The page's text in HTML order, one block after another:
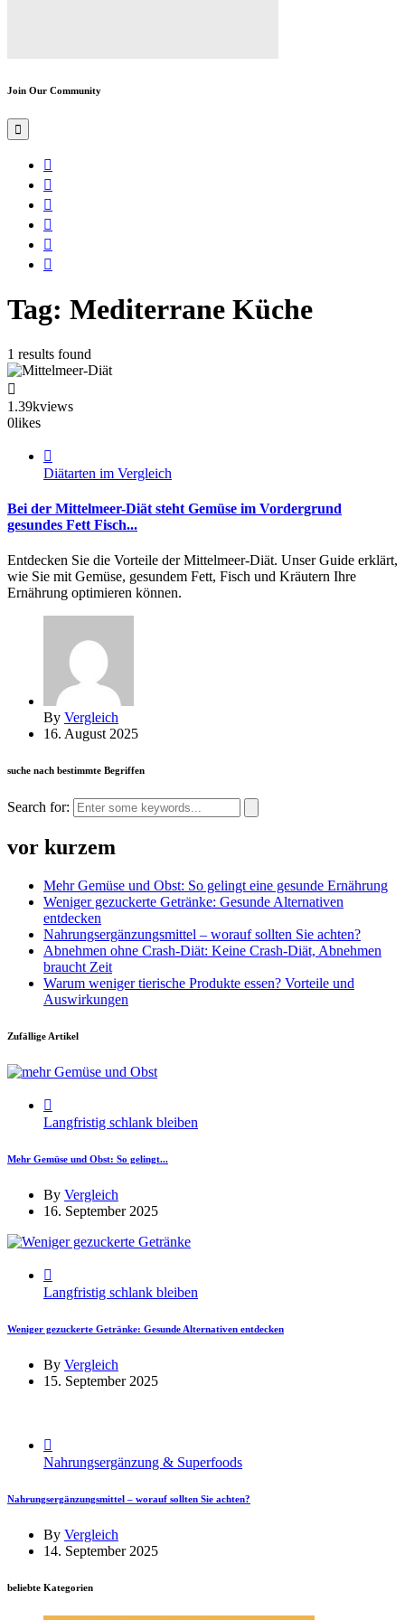
Join Our Community
Tag: Mediterrane Küche
1 results found
1.39kviews
0likes
Diätarten im Vergleich
Bei der Mittelmeer-Diät steht Gemüse im Vordergrund
gesundes Fett Fisch...
Entdecken Sie die Vorteile der Mittelmeer-Diät. Unser Guide erklärt,
wie Sie mit Gemüse, gesundem Fett, Fisch und Kräutern Ihre
Ernährung optimieren können.
By Vergleich
16. August 2025
suche nach bestimmte Begriffen
Search for:
vor kurzem
Mehr Gemüse und Obst: So gelingt eine gesunde Ernährung
Weniger gezuckerte Getränke: Gesunde Alternativen
entdecken
Nahrungsergänzungsmittel – worauf sollten Sie achten?
Abnehmen ohne Crash-Diät: Keine Crash-Diät, Abnehmen
braucht Zeit
Warum weniger tierische Produkte essen? Vorteile und
Auswirkungen
Zufällige Artikel
Langfristig schlank bleiben
Mehr Gemüse und Obst: So gelingt...
By Vergleich
16. September 2025
Langfristig schlank bleiben
Weniger gezuckerte Getränke: Gesunde Alternativen entdecken
By Vergleich
15. September 2025
Nahrungsergänzung & Superfoods
Nahrungsergänzungsmittel – worauf sollten Sie achten?
By Vergleich
14. September 2025
beliebte Kategorien